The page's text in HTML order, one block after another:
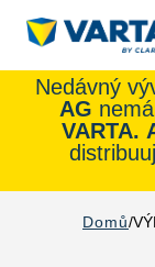
Nedávný
AG
VARTA.
Domů